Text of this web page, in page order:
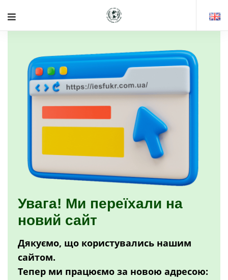
Увага! Ми переїхали на
новий сайт
Дякуємо, що користувались нашим
сайтом.
Тепер ми працюємо за новою адресою: